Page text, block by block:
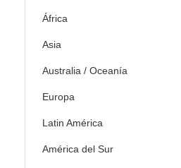
África
Asia
Australia / Oceanía
Europa
Latin América
América del Sur